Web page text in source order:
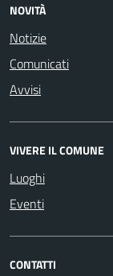
NOVITÀ
Notizie
Comunicati
Avvisi
VIVERE IL COMUNE
Luoghi
Eventi
CONTATTI